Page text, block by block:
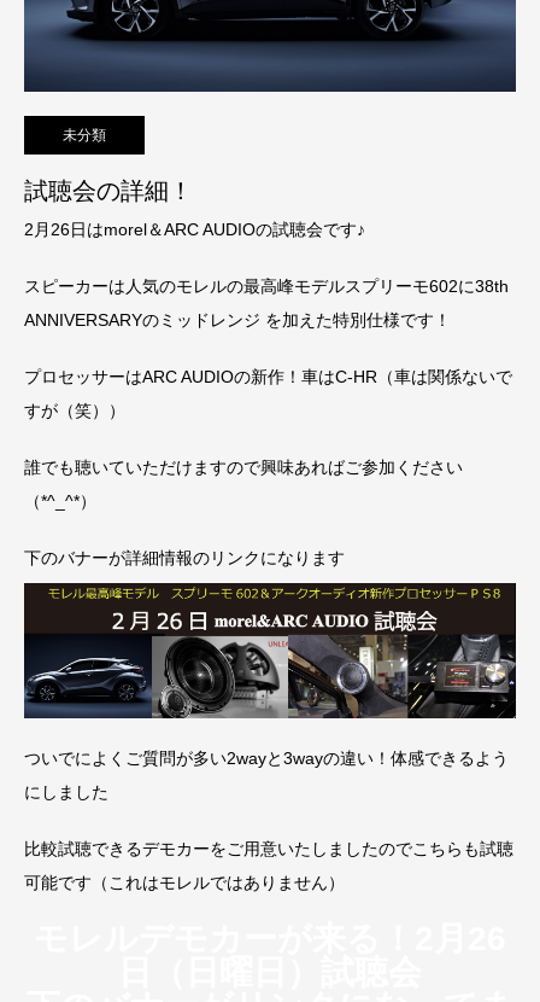
未分類
試聴会の詳細！
2月26日はmorel＆ARC AUDIOの試聴会です♪
スピーカーは人気のモレルの最高峰モデルスプリーモ602に38th
ANNIVERSARYのミッドレンジ を加えた特別仕様です！
プロセッサーはARC AUDIOの新作！車はC-HR（車は関係ないで
すが（笑））
誰でも聴いていただけますので興味あればご参加ください
（*^_^*）
下のバナーが詳細情報のリンクになります
ついでによくご質問が多い2wayと3wayの違い！体感できるよう
にしました
比較試聴できるデモカーをご用意いたしましたのでこちらも試聴
可能です（これはモレルではありません）